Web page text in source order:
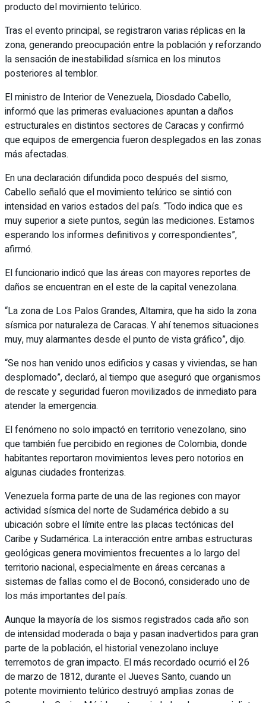
producto del movimiento telúrico.
Tras el evento principal, se registraron varias réplicas en la
zona, generando preocupación entre la población y reforzando
la sensación de inestabilidad sísmica en los minutos
posteriores al temblor.
El ministro de Interior de Venezuela, Diosdado Cabello,
informó que las primeras evaluaciones apuntan a daños
estructurales en distintos sectores de Caracas y confirmó
que equipos de emergencia fueron desplegados en las zonas
más afectadas.
En una declaración difundida poco después del sismo,
Cabello señaló que el movimiento telúrico se sintió con
intensidad en varios estados del país. “Todo indica que es
muy superior a siete puntos, según las mediciones. Estamos
esperando los informes definitivos y correspondientes”,
afirmó.
El funcionario indicó que las áreas con mayores reportes de
daños se encuentran en el este de la capital venezolana.
“La zona de Los Palos Grandes, Altamira, que ha sido la zona
sísmica por naturaleza de Caracas. Y ahí tenemos situaciones
muy, muy alarmantes desde el punto de vista gráfico”, dijo.
“Se nos han venido unos edificios y casas y viviendas, se han
desplomado”, declaró, al tiempo que aseguró que organismos
de rescate y seguridad fueron movilizados de inmediato para
atender la emergencia.
El fenómeno no solo impactó en territorio venezolano, sino
que también fue percibido en regiones de Colombia, donde
habitantes reportaron movimientos leves pero notorios en
algunas ciudades fronterizas.
Venezuela forma parte de una de las regiones con mayor
actividad sísmica del norte de Sudamérica debido a su
ubicación sobre el límite entre las placas tectónicas del
Caribe y Sudamérica. La interacción entre ambas estructuras
geológicas genera movimientos frecuentes a lo largo del
territorio nacional, especialmente en áreas cercanas a
sistemas de fallas como el de Boconó, considerado uno de
los más importantes del país.
Aunque la mayoría de los sismos registrados cada año son
de intensidad moderada o baja y pasan inadvertidos para gran
parte de la población, el historial venezolano incluye
terremotos de gran impacto. El más recordado ocurrió el 26
de marzo de 1812, durante el Jueves Santo, cuando un
potente movimiento telúrico destruyó amplias zonas de